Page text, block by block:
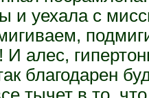
и уехала с
И алес,
благодарен